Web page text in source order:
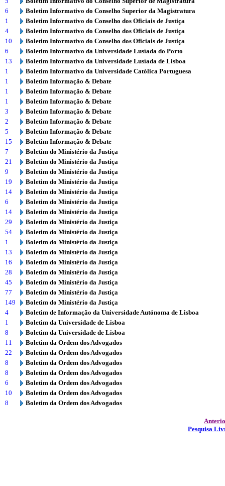
6
Boletim Informativo do Conselho Superior da Magistratura
1
Boletim Informativo do Conselho dos Oficiais de Justiça
4
Boletim Informativo do Conselho dos Oficiais de Justiça
10
Boletim Informativo do Conselho dos Oficiais de Justiça
6
Boletim Informativo da Universidade Lusíada do Porto
13
Boletim Informativo da Universidade Lusíada de Lisboa
1
Boletim Informativo da Universidade Católica Portuguesa
1
Boletim Informação & Debate
1
Boletim Informação & Debate
1
Boletim Informação & Debate
3
Boletim Informação & Debate
2
Boletim Informação & Debate
5
Boletim Informação & Debate
15
Boletim Informação & Debate
7
Boletim do Ministério da Justiça
21
Boletim do Ministério da Justiça
9
Boletim do Ministério da Justiça
19
Boletim do Ministério da Justiça
14
Boletim do Ministério da Justiça
6
Boletim do Ministério da Justiça
14
Boletim do Ministério da Justiça
29
Boletim do Ministério da Justiça
54
Boletim do Ministério da Justiça
1
Boletim do Ministério da Justiça
13
Boletim do Ministério da Justiça
16
Boletim do Ministério da Justiça
28
Boletim do Ministério da Justiça
45
Boletim do Ministério da Justiça
77
Boletim do Ministério da Justiça
149
Boletim do Ministério da Justiça
4
Boletim de Informação da Universidade Autónoma de Lisboa
1
Boletim da Universidade de Lisboa
8
Boletim da Universidade de Lisboa
11
Boletim da Ordem dos Advogados
22
Boletim da Ordem dos Advogados
8
Boletim da Ordem dos Advogados
8
Boletim da Ordem dos Advogados
6
Boletim da Ordem dos Advogados
10
Boletim da Ordem dos Advogados
8
Boletim da Ordem dos Advogados
Pesquisa